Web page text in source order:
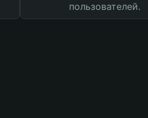
пользователей.